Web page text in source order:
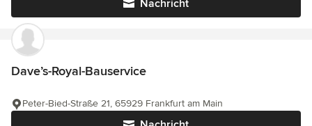
Nachricht
Dave’s-Royal-Bauservice
Peter-Bied-Straße 21, 65929 Frankfurt am Main